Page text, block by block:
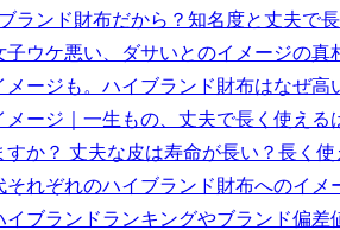
ランド財布だから？知名度と丈夫で
子ウケ悪い、ダサいとのイメージの真
メージも。ハイブランド財布はなぜ高
ージ｜一生もの、丈夫で長く使える
すか？ 丈夫な皮は寿命が長い？長く
それぞれのハイブランド財布へのイメ
ブランドランキングやブランド偏差